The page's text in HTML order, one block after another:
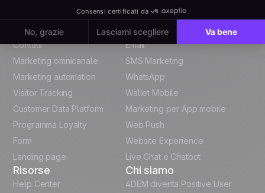
English
French
Polish
German
Español
Funzionalità
Contatti
Marketing omnicanale
Marketing automation
Visitor Tracking
Customer Data Platform
Programma Loyalty
Form
Landing page
Canali
Email
SMS Marketing
WhatsApp
Wallet Mobile
Marketing per App mobile
Web Push
Website Experience
Live Chat e Chatbot
Risorse
Help Center
Chi siamo
4DEM diventa Positive User